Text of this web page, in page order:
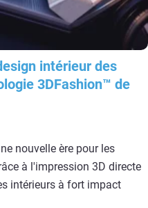
intérieur des
3DFashion™ de
nouvelle ère pour les
à l'impression 3D directe
intérieurs à fort impact